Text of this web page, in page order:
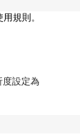
用規則 。
度設定為